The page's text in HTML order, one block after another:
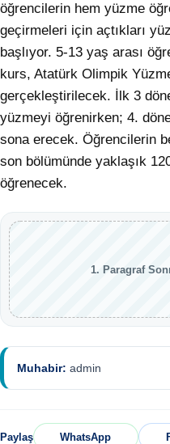
öğrencilerin hem yüzme
geçirmeleri için açtıkları
başlıyor. 5-13 yaş arası
kurs, Atatürk Olimpik
gerçekleştirilecek. İlk 3
yüzmeyi öğrenirken; 4.
sona erecek. Öğrencilerin
son bölümünde yaklaşık
öğrenecek.
1. Paragraf
Muhabir: admin
Paylaş WhatsApp